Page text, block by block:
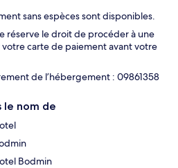
sans espèces sont disponibles.
réserve le droit de procéder à une
carte de paiement avant votre
de l’hébergement : 09861358
le nom de
Bodmin